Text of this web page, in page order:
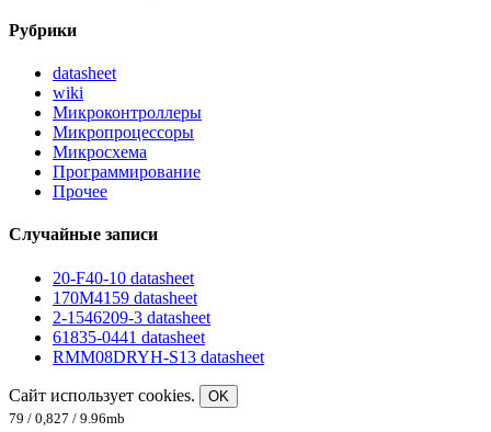
Рубрики
datasheet
wiki
Микроконтроллеры
Микропроцессоры
Микросхема
Программирование
Прочее
Случайные записи
20-F40-10 datasheet
170M4159 datasheet
2-1546209-3 datasheet
61835-0441 datasheet
RMM08DRYH-S13 datasheet
Сайт использует cookies.
OK
79 / 0,827 / 9.96mb